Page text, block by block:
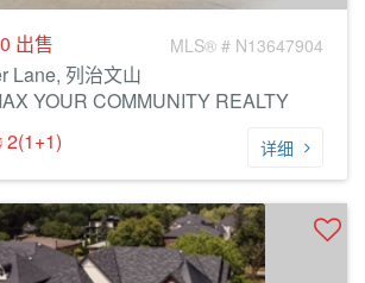
出售 MLS® # N13647904
Lane, 列治文山
YOUR COMMUNITY REALTY
2(1+1) 详细